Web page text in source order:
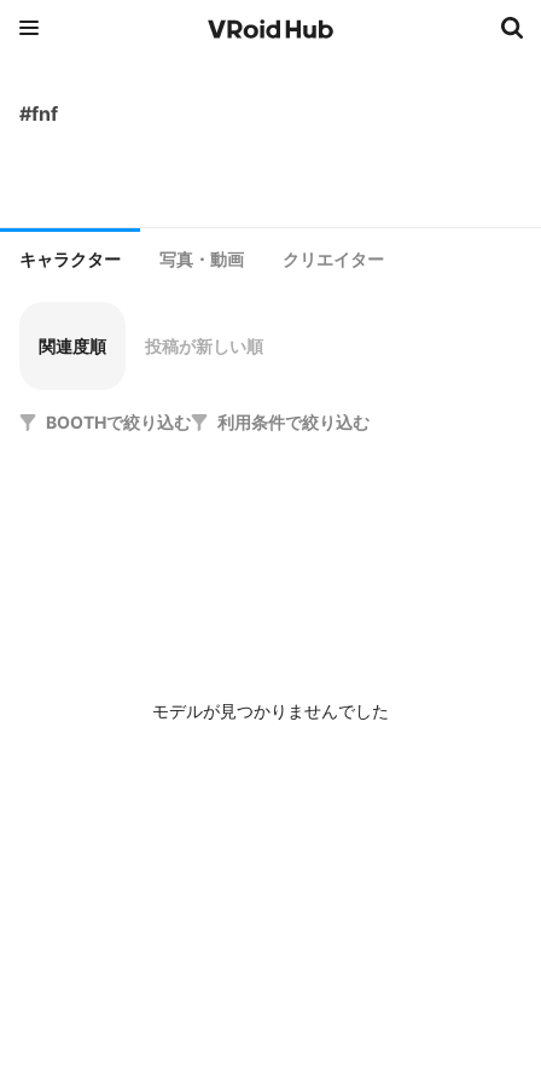
#fnf
キャラクター 写真・動画 クリエイター
関連度順 投稿が新しい順
BOOTHで絞り込む 利用条件で絞り込む
モデルが見つかりませんでした